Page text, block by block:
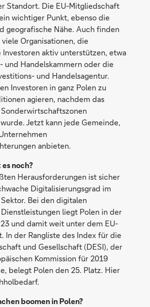
Standort. Die EU-Mitgliedschaft
wichtiger Punkt, ebenso die
geografische Nähe. Auch finden
Organisationen, die
Investoren aktiv unterstützen, etwa
und Handelskammern oder die
und Handelsagentur.
Investoren in ganz Polen zu
agieren, nachdem das
Jetzt kann jede Gemeinde,
anbieten.
noch?
Herausforderungen ist sicher
Digitalisierungsgrad im
Bei den digitalen
liegt Polen in der
und damit weit unter dem EU-
In der Rangliste des Index für die
und Gesellschaft (DESI), der
Kommission für 2019
belegt Polen den 25. Platz. Hier
boomen in Polen?